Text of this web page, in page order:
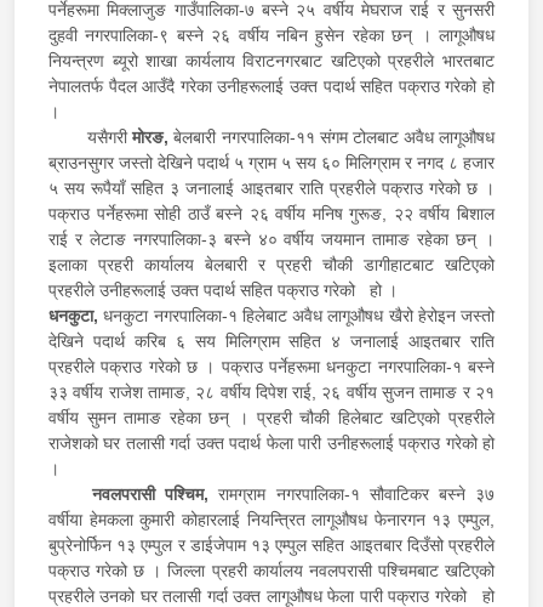
पर्नेहरूमा मिक्लाजुङ गाउँपालिका-७ बस्ने २५ वर्षीय मेघराज राई र सुनसरी
दुहवी नगरपालिका-९ बस्ने २६ वर्षीय नबिन हुसेन रहेका छन् । लागूऔषध
नियन्त्रण ब्यूरो शाखा कार्यलाय विराटनगरबाट खटिएको प्रहरीले भारतबाट
नेपालतर्फ पैदल आउँदै गरेका उनीहरूलाई उक्त पदार्थ सहित पक्राउ गरेको हो
।
यसैगरीमोरङ, बेलबारी नगरपालिका-११ संगम टोलबाट अवैध लागूऔषध
ब्राउनसुगर जस्तो देखिने पदार्थ ५ ग्राम ५ सय ६० मिलिग्राम र नगद ८ हजार
५ सय रूपैयाँ सहित ३ जनालाई आइतबार राति प्रहरीले पक्राउ गरेको छ ।
पक्राउ पर्नेहरूमा सोही ठाउँ बस्ने २६ वर्षीय मनिष गुरूङ, २२ वर्षीय बिशाल
राई र लेटाङ नगरपालिका-३ बस्ने ४० वर्षीय जयमान तामाङ रहेका छन् ।
इलाका प्रहरी कार्यालय बेलबारी र प्रहरी चौकी डागीहाटबाट खटिएको
प्रहरीले उनीहरूलाई उक्त पदार्थ सहित पक्राउ गरेको हो ।
धनकुटा, धनकुटा नगरपालिका-१ हिलेबाट अवैध लागूऔषध खैरो हेरोइन जस्तो
देखिने पदार्थ करिब ६ सय मिलिग्राम सहित ४ जनालाई आइतबार राति
प्रहरीले पक्राउ गरेको छ । पक्राउ पर्नेहरूमा धनकुटा नगरपालिका-१ बस्ने
३३ वर्षीय राजेश तामाङ, २८ वर्षीय दिपेश राई, २६ वर्षीय सुजन तामाङ र २१
वर्षीय सुमन तामाङ रहेका छन् । प्रहरी चौकी हिलेबाट खटिएको प्रहरीले
राजेशको घर तलासी गर्दा उक्त पदार्थ फेला पारी उनीहरूलाई पक्राउ गरेको हो
।
नवलपरासी पश्चिम, रामग्राम नगरपालिका-१ सौवाटिकर बस्ने ३७
वर्षीया हेमकला कुमारी कोहारलाई नियन्त्रित लागूऔषध फेनारगन १३ एम्पुल,
बुप्रेनोर्फिन १३ एम्पुल र डाईजेपाम १३ एम्पुल सहित आइतबार दिउँसो प्रहरीले
पक्राउ गरेको छ । जिल्ला प्रहरी कार्यालय नवलपरासी पश्चिमबाट खटिएको
प्रहरीले उनको घर तलासी गर्दा उक्त लागूऔषध फेला पारी पक्राउ गरेको हो